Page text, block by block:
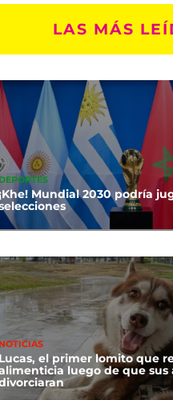
LAS MÁS
DEPORTES
Mundial 2030 podría
NOTICIAS
Lucas, el primer lomito que
luego de que sus